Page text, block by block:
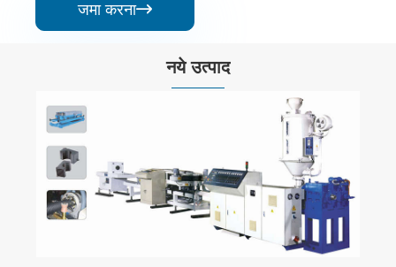
जमा करना
नये उत्पाद